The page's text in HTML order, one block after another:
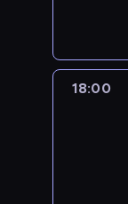
18:00